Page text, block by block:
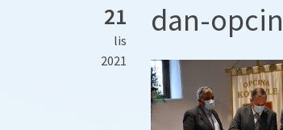
21
lis
2021
dan-